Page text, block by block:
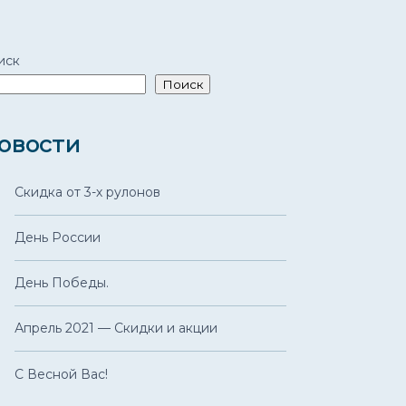
Поиск
Скидка от 3-х рулонов
День России
День Победы.
Апрель 2021 — Скидки и акции
С Весной Вас!